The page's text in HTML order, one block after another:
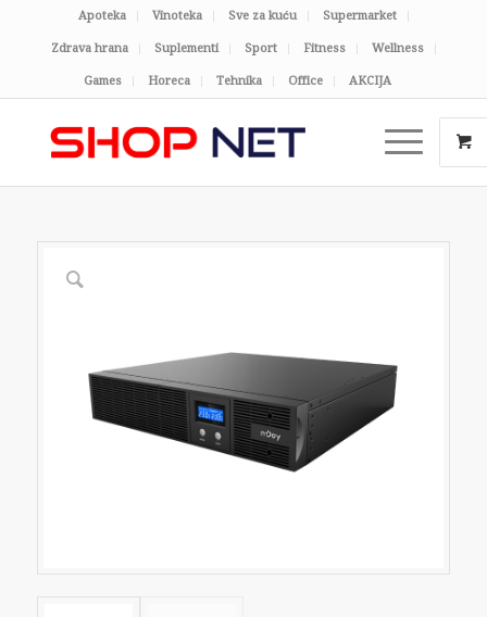
Apoteka Vinoteka Sve za kuću Supermarket
Zdrava hrana Suplementi Sport Fitness Wellness
Games Horeca Tehnika Office AKCIJA